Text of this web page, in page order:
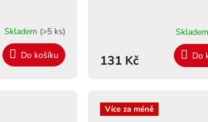
Skladem (>5 ks)
Do košíku
Skladem
131 Kč Do
Více za méně